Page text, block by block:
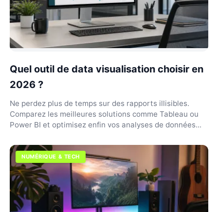
Quel outil de data visualisation choisir en
2026 ?
Ne perdez plus de temps sur des rapports illisibles.
Comparez les meilleures solutions comme Tableau ou
Power BI et optimisez enfin vos analyses de données...
NUMÉRIQUE & TECH